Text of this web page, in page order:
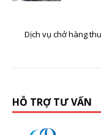
Dịch vụ chở hàng
HỖ TRỢ TƯ VẤN